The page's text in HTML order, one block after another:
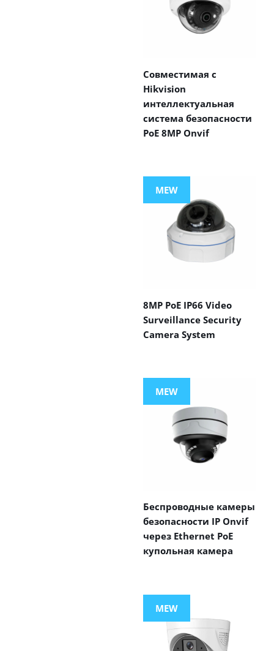
Совместимая с
Hikvision
интеллектуальная
система безопасности
PoE 8MP Onvif
MEW
8MP PoE IP66 Video
Surveillance Security
Camera System
MEW
Беспроводные камеры
безопасности IP Onvif
через Ethernet PoE
купольная камера
MEW